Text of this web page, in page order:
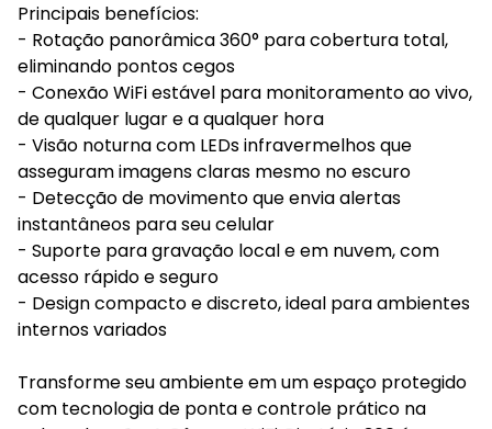
Principais benefícios:
- Rotação panorâmica 360° para cobertura total,
eliminando pontos cegos
- Conexão WiFi estável para monitoramento ao vivo,
de qualquer lugar e a qualquer hora
- Visão noturna com LEDs infravermelhos que
asseguram imagens claras mesmo no escuro
- Detecção de movimento que envia alertas
instantâneos para seu celular
- Suporte para gravação local e em nuvem, com
acesso rápido e seguro
- Design compacto e discreto, ideal para ambientes
internos variados
Transforme seu ambiente em um espaço protegido
com tecnologia de ponta e controle prático na